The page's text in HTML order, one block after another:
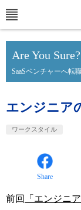
Are You Sure?
SaaSベンチャーへ転
エンジニア
ワークスタイル
Share
前回 「エンジニ